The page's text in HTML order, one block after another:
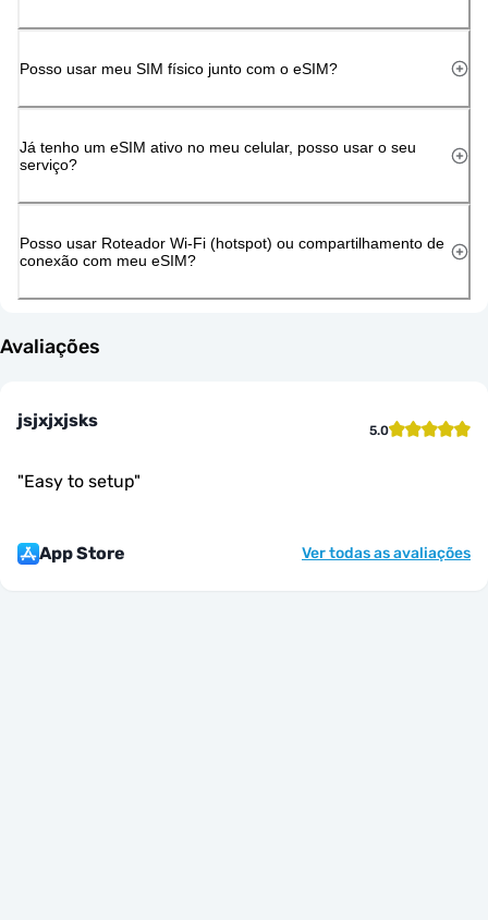
Posso usar meu SIM físico junto com o eSIM?
Já tenho um eSIM ativo no meu celular, posso usar o seu
serviço?
Posso usar Roteador Wi-Fi (hotspot) ou compartilhamento de
conexão com meu eSIM?
Avaliações
jsjxjxjsks 5.0
"Easy to setup"
App Store Ver todas as avaliações